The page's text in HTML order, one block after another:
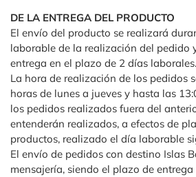
DE LA ENTREGA DEL PRODUCTO
El envío del producto se realizará
laborable de la realización del pedido
entrega en el plazo de 2 días laborales.
La hora de realización de los pedidos
horas de lunes a jueves y hasta las
los pedidos realizados fuera del
entenderán realizados, a efectos de
productos, realizado el día laborable
El envío de pedidos con destino Islas
mensajería, siendo el plazo de